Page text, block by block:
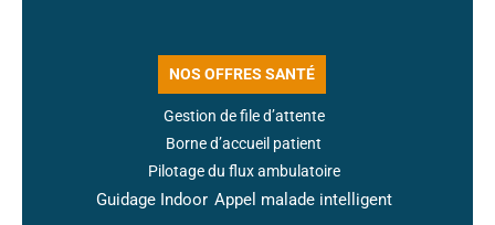
NOS OFFRES SANTÉ
Gestion de file d’attente
Borne d’accueil patient
Pilotage du flux ambulatoire
Guidage Indoor Appel malade intelligent